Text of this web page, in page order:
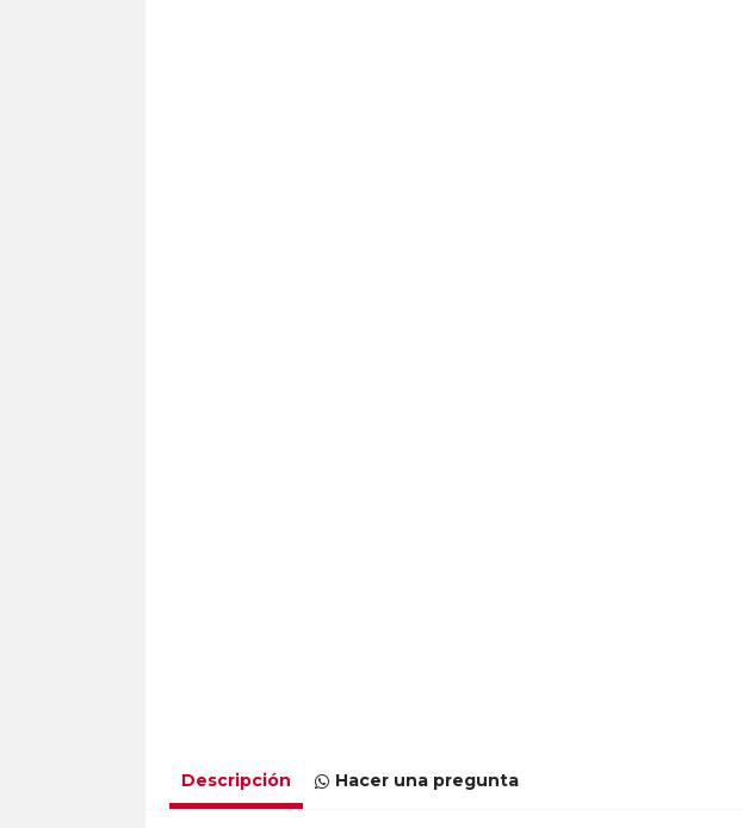
Descripción Hacer una pregunta